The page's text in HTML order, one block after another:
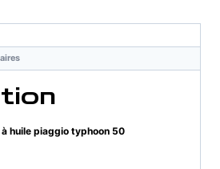
huile piaggio typhoon 50